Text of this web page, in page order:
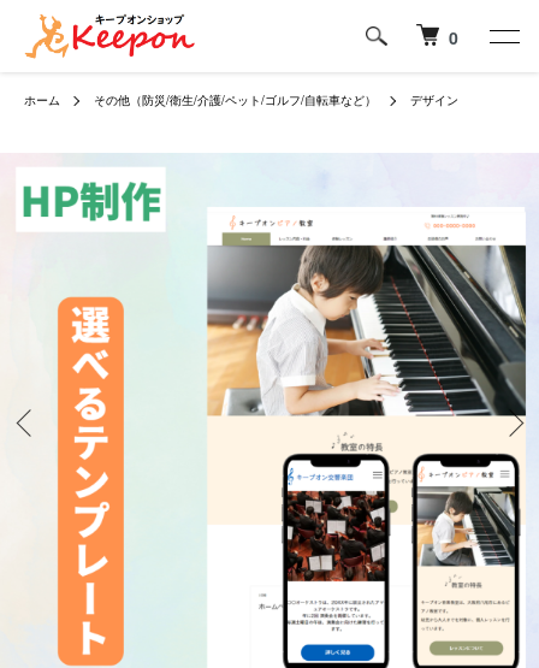
0
ホーム その他（防災/衛生/介護/ペット/ゴルフ/自転車など） デザイン